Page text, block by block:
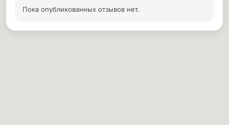
Пока опубликованных отзывов нет.